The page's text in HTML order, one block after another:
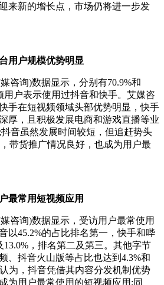
来新的增长点，市场仍将进一步发
户规模优势明显
咨询)数据显示，分别有70.9%和
用户表示使用过抖音和快手。艾媒咨
手在短视频领域头部优势明显，快手
厚，且积极发展电商和游戏直播等业
音虽然发展时间较短，但追赶势头
带货推广情况良好，也成为用户最
常用短视频应用
咨询)数据显示，受访用户最常使用
以45.2%的占比排名第一，快手和哔
13.0%，排名第二及第三。其他字节
、抖音火山版等占比也达到4.3%和
为，抖音凭借其内容分发机制优势
为用户最常使用的短视频应用;同